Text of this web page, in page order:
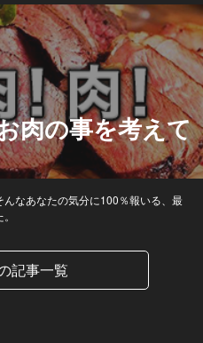
肉の事を考えて
なあなたの気分に100％報いる、最
記事一覧